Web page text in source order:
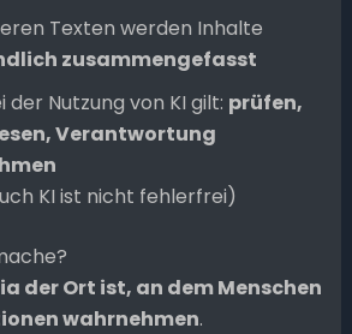
Texten werden Inhalte
zusammengefasst
der Nutzung von KI gilt: prüfen,
Verantwortung
KI ist nicht fehlerfrei)
der Ort ist, an dem Menschen
wahrnehmen.